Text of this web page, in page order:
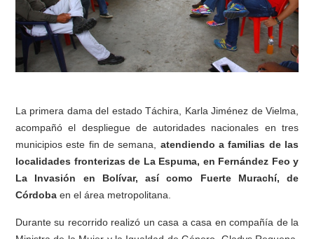
La primera dama del estado Táchira, Karla Jiménez de Vielma,
acompañó el despliegue de autoridades nacionales en tres
municipios este fin de semana, atendiendo a familias de las
localidades fronterizas de La Espuma, en Fernández Feo y
La Invasión en Bolívar, así como Fuerte Murachí, de
Córdoba en el área metropolitana.
Durante su recorrido realizó un casa a casa en compañía de la